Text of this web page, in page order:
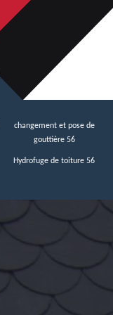
changement et pose de
gouttière 56
Hydrofuge de toiture 56